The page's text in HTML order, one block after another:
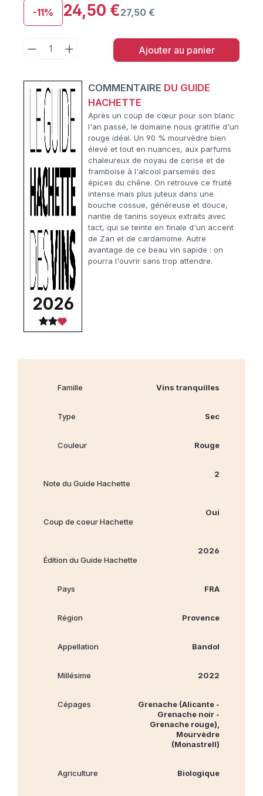
-11% 24,50 €27,50 €
Ajouter au panier
2026
COMMENTAIRE DU GUIDE
HACHETTE
Après un coup de cœur pour son blanc
l'an passé, le domaine nous gratifie d'un
rouge idéal. Un 90 % mourvèdre bien
élevé et tout en nuances, aux parfums
chaleureux de noyau de cerise et de
framboise à l'alcool parsemés des
épices du chêne. On retrouve ce fruité
intense mais plus juteux dans une
bouche cossue, généreuse et douce,
nantie de tanins soyeux extraits avec
tact, qui se teinte en finale d'un accent
de Zan et de cardamome. Autre
avantage de ce beau vin sapide : on
pourra l'ouvrir sans trop attendre.
Famille Vins tranquilles
Type Sec
Couleur Rouge
Note du Guide Hachette
2
Coup de coeur Hachette
Oui
Édition du Guide Hachette
2026
Pays FRA
Région Provence
Appellation Bandol
Millésime 2022
Cépages
Grenache (Alicante -
Grenache noir -
Grenache rouge),
Mourvèdre
(Monastrell)
Agriculture Biologique